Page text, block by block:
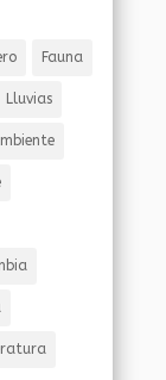
Fauna
Lluvias